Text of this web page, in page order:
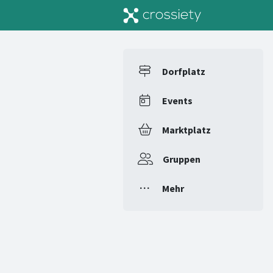
Dorfplatz
Events
Marktplatz
Gruppen
Mehr